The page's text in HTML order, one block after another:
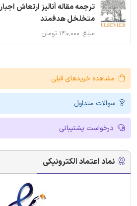
ترجمه مقاله آنالیز ارتعاش
متخلخل هدفمند
مبلغ: ۱۴۰,۰۰۰ تومان
مشاهده خریدهای قبلی
سوالات متداول
درخواست پشتیبانی
نماد اعتماد الکترونیکی